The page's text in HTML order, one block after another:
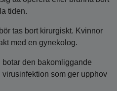
tiden.
tas bort kirurgiskt. Kvinnor
med en gynekolog.
den bakomliggande
som ger upphov